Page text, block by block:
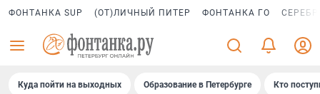
ФОНТАНКА SUP (ОТ)ЛИЧНЫЙ ПИТЕР ФОНТАНКА ГО
Куда пойти на выходных Образование в Петербурге Кто